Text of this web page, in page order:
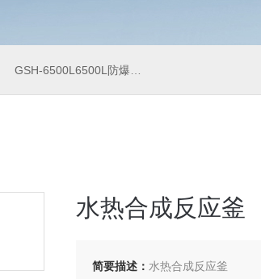
GSH-6500L6500L防爆加氢工业反应釜
水热合成反应釜
简要描述： 水热合成反应釜